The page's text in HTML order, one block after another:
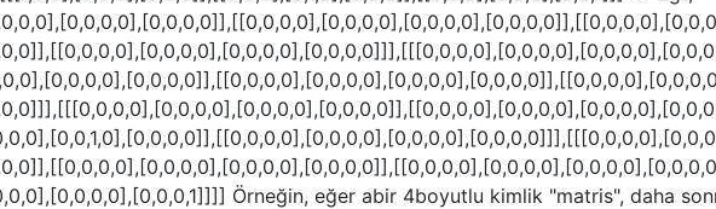
Örneğin, eğer abir 4boyutlu kimlik "matris", daha